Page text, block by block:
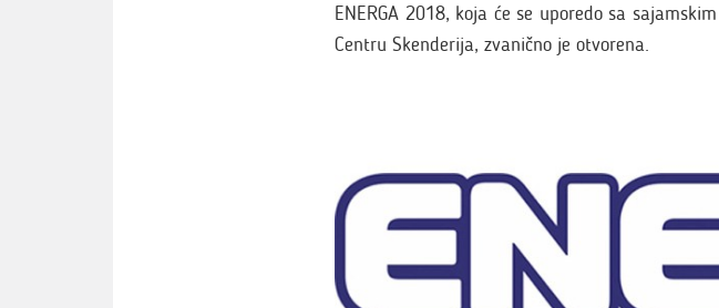
ENERGA 2018, koja će se uporedo sa
Centru Skenderija, zvanično je otvorena.